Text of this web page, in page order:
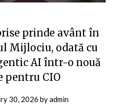
prinde avânt în
Mijlociu, odată cu
AI într-o nouă
pentru CIO
30, 2026 byadmin